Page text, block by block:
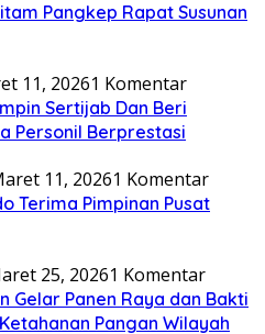
Pangkep Rapat Susunan
11, 20261 Komentar
Sertijab Dan Beri
Personil Berprestasi
11, 20261 Komentar
Terima Pimpinan Pusat
25, 20261 Komentar
Gelar Panen Raya dan Bakti
Pangan Wilayah